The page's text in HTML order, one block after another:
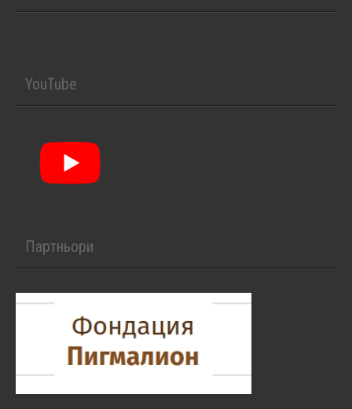
YouTube
Партньори